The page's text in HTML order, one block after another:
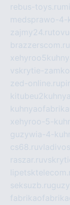
rebus-toys.ru
medsprawo-4-
zajmy24.ru
brazzerscom.ru
vskrytie-
zed-online.ru
xehyroo-5-
guzywia-4-
cs68.ru
raszar.ru
seksuzb.ru